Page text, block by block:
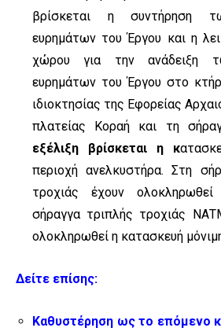
βρίσκεται η συντήρηση
ευρημάτων του Έργου και η
χώρου για την ανάδειξη
ευρημάτων του Έργου στο
ιδιοκτησίας της Εφορείας
πλατείας Κοραή και τη
εξέλιξη βρίσκεται η κ
περιοχή ανελκυστήρα. Στη
τροχιάς έχουν
σήραγγα τριπλής τροχιάς
ολοκληρωθεί η κατασκευή
Δείτε επίσης:
Καθυστέρηση ως το επόμενο